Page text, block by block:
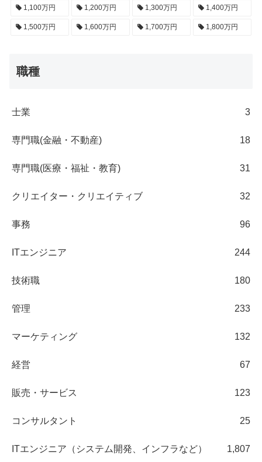
1,100万円 1,200万円 1,300万円 1,400万円
1,500万円 1,600万円 1,700万円 1,800万円
職種
士業 3
専門職(金融・不動産) 18
専門職(医療・福祉・教育) 31
クリエイター・クリエイティブ 32
事務 96
ITエンジニア 244
技術職 180
管理 233
マーケティング 132
経営 67
販売・サービス 123
コンサルタント 25
ITエンジニア（システム開発、インフラなど） 1,807